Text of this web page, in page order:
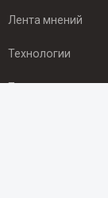
Лента мнений
Технологии
Происшествия